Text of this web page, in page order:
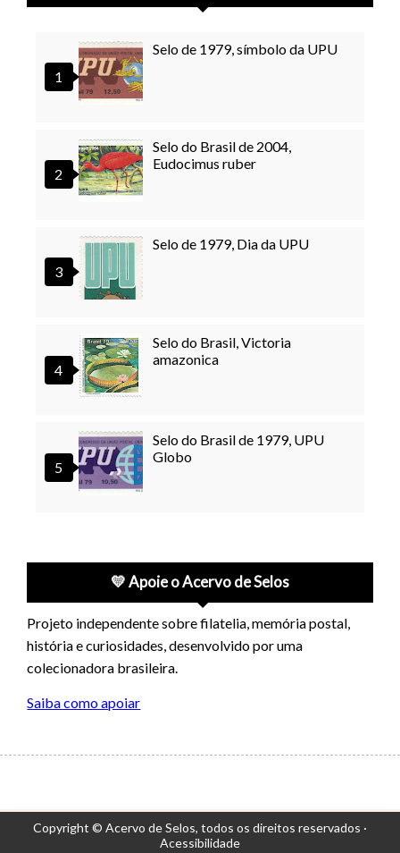
Selo de 1979, símbolo da UPU
Selo do Brasil de 2004,
Eudocimus ruber
Selo de 1979, Dia da UPU
Selo do Brasil, Victoria
amazonica
Selo do Brasil de 1979, UPU
Globo
💛 Apoie o Acervo de Selos
Projeto independente sobre filatelia, memória postal,
história e curiosidades, desenvolvido por uma
colecionadora brasileira.
Saiba como apoiar
Copyright © Acervo de Selos, todos os direitos reservados ·
Acessibilidade